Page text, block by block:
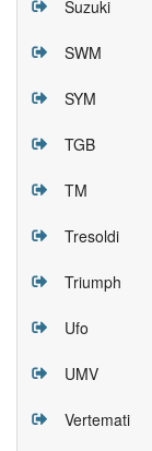
Suzuki
SWM
SYM
TGB
TM
Tresoldi
Triumph
Ufo
UMV
Vertemati